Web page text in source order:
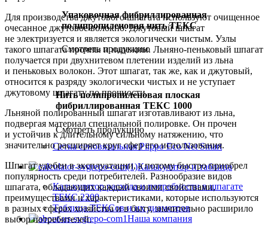
Упаковочная фибриллированная
полипропиленовая нить ТЕКС
Смотреть продукцию
Нить полипропиленовая плоская
фибриллированная ТЕКС 1000
Смотреть продукцию
Сетка сеновязальная Piippo Eco Net Smart
Калькулятор и таблица
Калькулятор расхода и потребности в шпагате
ТЕКС 2200
Таблица ТЕКСов и их диаметров
Наша компания
Для производства джутового шпагата используют очищенное
очесанное джутовое волокно. Джутовый шпагат
не электризуется и является экологически чистым. Узлы
такого шпагата прочны и надежны. Льняно-пеньковый шпагат
получается при двухнитевом плетении изделий из льна
и пеньковых волокон. Этот шпагат, так же, как и джутовый,
относится к разряду экологически чистых и не уступает
джутовому шпагату по прочности.
Льняной полированный шпагат изготавливают из льна,
подвергая материал специальной полировке. Он прочен
и устойчив к длительному сильному натяжению, что
значительно расширяет круг сфер его использования.
Шпагат удобен в эксплуатации, а потому быстро приобрел
популярность среди потребителей. Разнообразие видов
шпагата, обладающих каждый своими свойствами,
преимуществами и характеристиками, которые используются
в разных сферах хозяйства и в быту, значительно расширило
выбор потребителей.